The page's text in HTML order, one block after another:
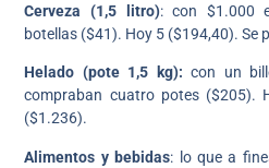
Cerveza (1,5 litro): con $1.000
botellas ($41). Hoy 5 ($194,40). Se
Helado (pote 1,5 kg): con un
compraban cuatro potes ($205).
($1.236).
Alimentos y bebidas: lo que a